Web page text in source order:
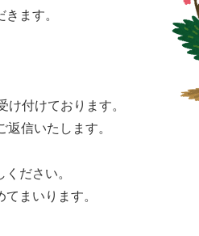
ます。
付けております。
信いたします。
ださい。
まいります。